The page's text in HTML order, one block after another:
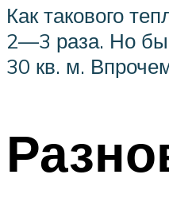
Как такового
2—3 раза. Но
30 кв. м.